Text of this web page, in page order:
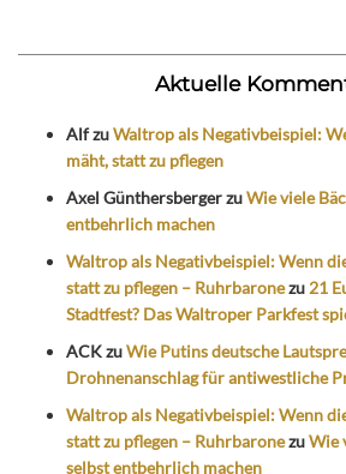
Aktuelle
AlfzuWaltrop als Negativbeispiel:
mäht, statt zu pflegen
Axel GünthersbergerzuWie viele
entbehrlich machen
Waltrop als Negativbeispiel: Wenn
statt zu pflegen – Ruhrbaronezu 21
Stadtfest? Das Waltroper Parkfest
ACKzuWie Putins deutsche
Drohnenanschlag für antiwestliche
Waltrop als Negativbeispiel: Wenn
statt zu pflegen – RuhrbaronezuWie
selbst entbehrlich machen